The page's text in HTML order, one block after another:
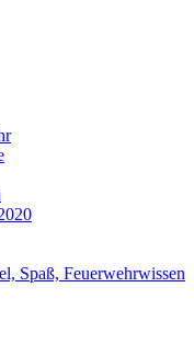
Spaß, Feuerwehrwissen